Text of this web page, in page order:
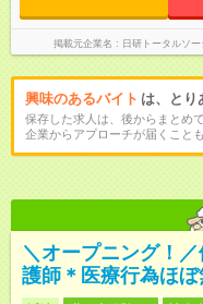
掲載元企業名 日研トータルソ
興味のあるバイト は、とり
保存した求人は、後からまとめ
企業からアプローチが届くことも
＼オープニング！
護師＊医療行為ほぼ